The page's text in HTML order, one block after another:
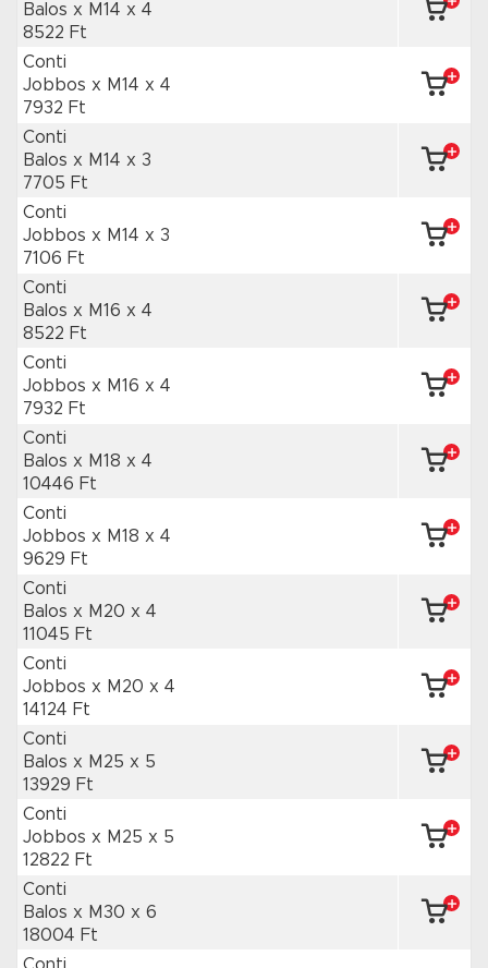
Balos x M14 x 4
8522 Ft
Conti
Jobbos x M14 x 4
7932 Ft
Conti
Balos x M14 x 3
7705 Ft
Conti
Jobbos x M14 x 3
7106 Ft
Conti
Balos x M16 x 4
8522 Ft
Conti
Jobbos x M16 x 4
7932 Ft
Conti
Balos x M18 x 4
10446 Ft
Conti
Jobbos x M18 x 4
9629 Ft
Conti
Balos x M20 x 4
11045 Ft
Conti
Jobbos x M20 x 4
14124 Ft
Conti
Balos x M25 x 5
13929 Ft
Conti
Jobbos x M25 x 5
12822 Ft
Conti
Balos x M30 x 6
18004 Ft